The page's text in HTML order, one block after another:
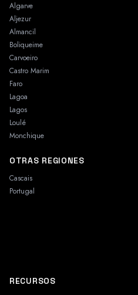
Algarve
Aljezur
Almancil
Boliqueime
Carvoeiro
Castro Marim
Faro
Lagoa
Lagos
Loulé
Monchique
OTRAS REGIONES
Cascais
Portugal
RECURSOS